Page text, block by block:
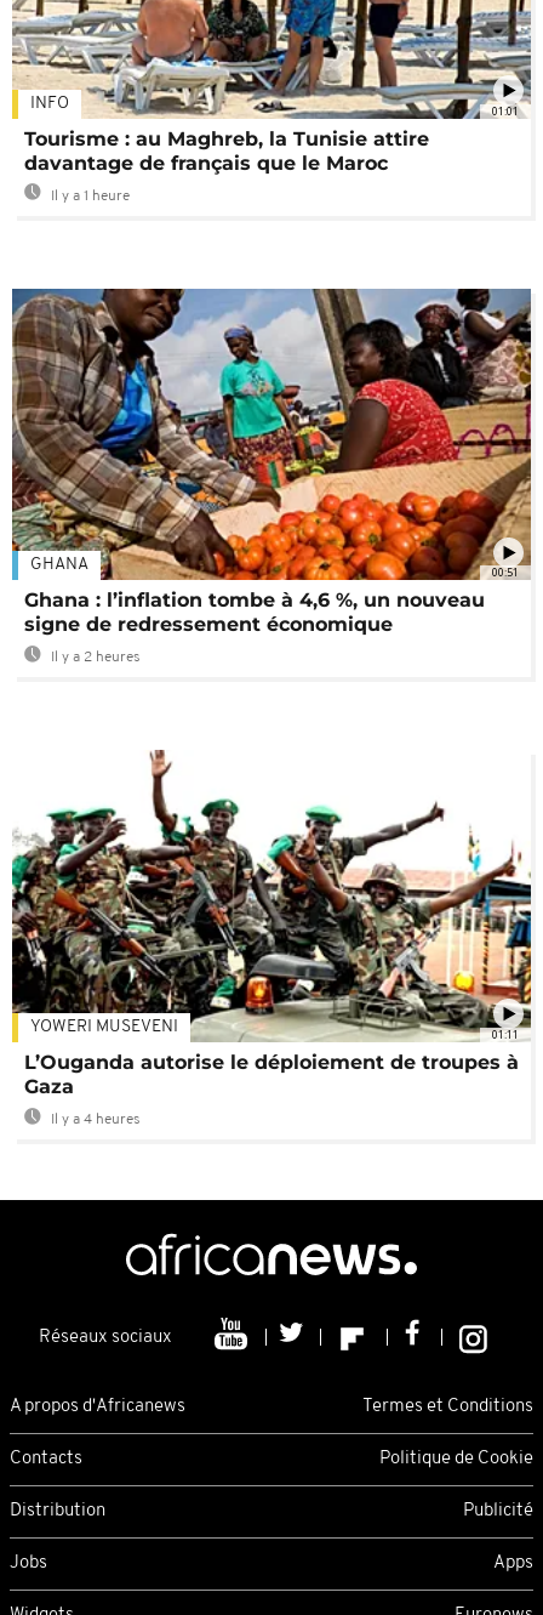
01:01
INFO
Tourisme : au Maghreb, la Tunisie attire
davantage de français que le Maroc
Il y a 1 heure
00:51
GHANA
Ghana : l’inflation tombe à 4,6 %, un nouveau
signe de redressement économique
Il y a 2 heures
01:11
YOWERI MUSEVENI
L’Ouganda autorise le déploiement de troupes à
Gaza
Il y a 4 heures
Réseaux sociaux
A propos d'Africanews Termes et Conditions
Contacts Politique de Cookie
Distribution Publicité
Jobs Apps